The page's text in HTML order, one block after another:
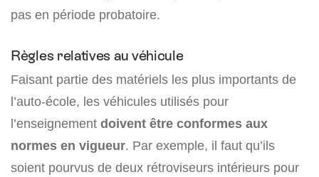
pas en période probatoire.
Règles relatives au véhicule
Faisant partie des matériels les plus importants de
l’auto-école, les véhicules utilisés pour
l’enseignement doivent être conformes aux
normes en vigueur. Par exemple, il faut qu’ils
soient pourvus de deux rétroviseurs intérieurs pour